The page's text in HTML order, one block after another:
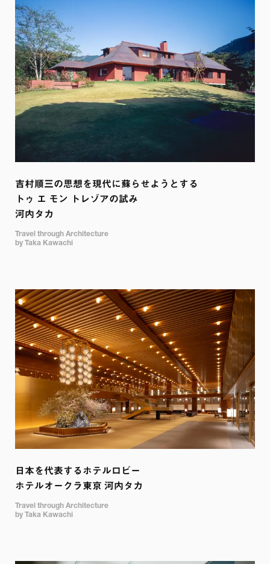
吉村順三の思想を現代に蘇らせようとする
トゥ エ モン トレゾアの試み
河内タカ
Travel through Architecture
by Taka Kawachi
日本を代表するホテルロビー
ホテルオークラ東京 河内タカ
Travel through Architecture
by Taka Kawachi